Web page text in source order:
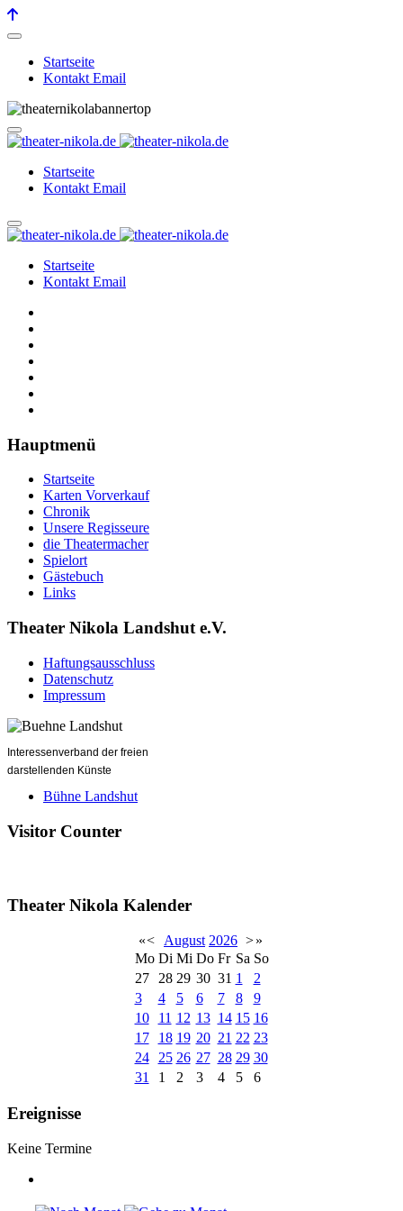
Startseite
Kontakt Email
Startseite
Kontakt Email
Startseite
Kontakt Email
Hauptmenü
Startseite
Karten Vorverkauf
Chronik
Unsere Regisseure
die Theatermacher
Spielort
Gästebuch
Links
Theater Nikola Landshut e.V.
Haftungsausschluss
Datenschutz
Impressum
Interessenverband der freien
darstellenden Künste
Bühne Landshut
Visitor Counter
Theater Nikola Kalender
«< August 2026 >»
Mo Di Mi Do Fr Sa So
27
28 29 30 31 1
2
3
4 5 6 7 8
9
10
11 12 13 14 15 16
17
18 19 20 21 22 23
24
25 26 27 28 29 30
31
1 2 3 4 5 6
Ereignisse
Keine Termine